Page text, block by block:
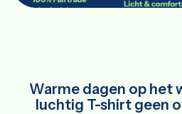
Warme dagen op het
luchtig T-shirt geen